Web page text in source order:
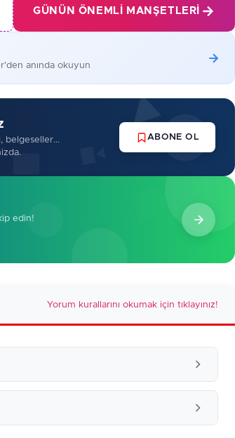
GÜNÜN ÖNEMLI MANŞETLERI
anında okuyun
belgeseller...
ABONE OL
edin!
Yorum kurallarını okumak için tıklayınız!